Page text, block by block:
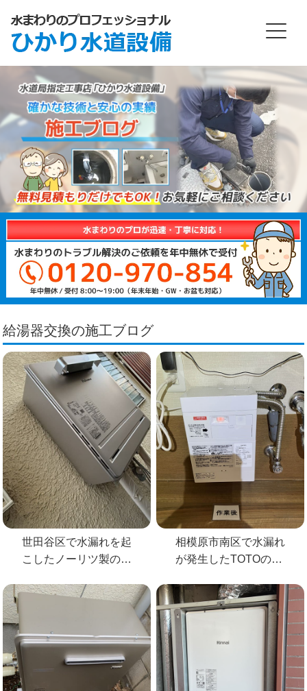
給湯器交換の施工ブログ
世田谷区で水漏れを起
こしたノーリツ製の給
相模原市南区で水漏れ
が発生したTOTOの電